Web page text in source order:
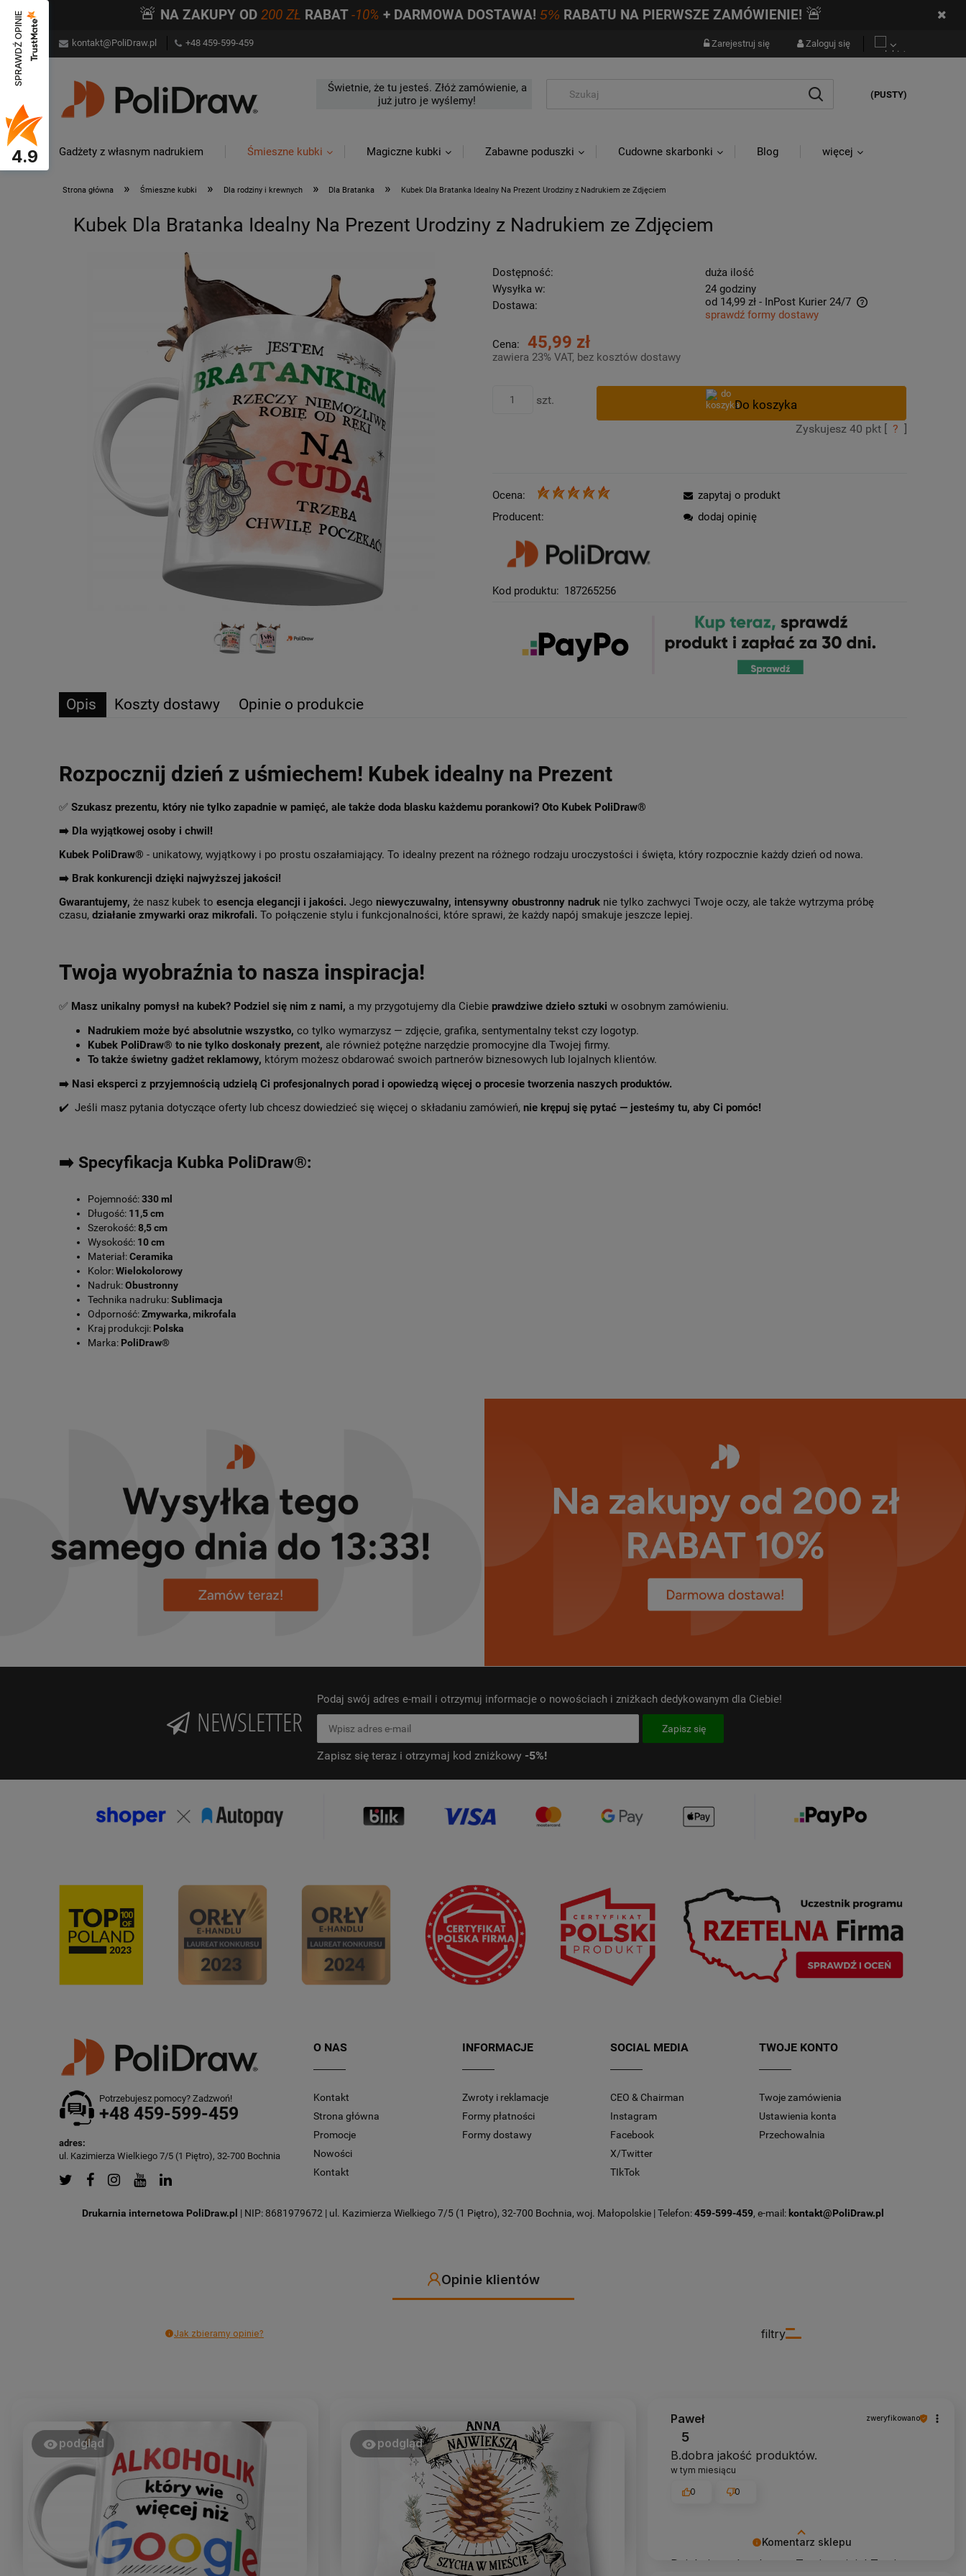
🚨 NA ZAKUPY OD 200 ZŁ RABAT-10% + DARMOWA DOSTAWA! 5% RABATU NA PIERWSZE ZAMÓWIENIE! 🚨
kontakt@PoliDraw.pl +48 459-599-459 Zarejestruj się Zaloguj się
(PUSTY)
Świetnie, że tu jesteś. Złóż zamówienie, a
już jutro je wyślemy!
Gadżety z własnym nadrukiem Śmieszne kubki Magiczne kubki Zabawne poduszki Cudowne skarbonki Blog więcej
Strona główna » Śmieszne kubki » Dla rodziny i krewnych » Dla Bratanka » Kubek Dla Bratanka Idealny Na Prezent Urodziny z Nadrukiem ze Zdjęciem
Kubek Dla Bratanka Idealny Na Prezent Urodziny z Nadrukiem ze Zdjęciem
Dostępność:
duża ilość
Wysyłka w:
24 godziny
Dostawa:
od 14,99 zł - InPost Kurier 24/7
sprawdź formy dostawy
Cena: 45,99 zł
zawiera 23% VAT, bez kosztów dostawy
szt.
Zyskujesz 40 pkt [ ? ]
Ocena:
Producent:
Kod produktu: 187265256
zapytaj o produkt
dodaj opinię
Opis Koszty dostawy Opinie o produkcie
Rozpocznij dzień z uśmiechem! Kubek idealny na Prezent
✅ Szukasz prezentu, który nie tylko zapadnie w pamięć, ale także doda blasku każdemu porankowi? Oto Kubek PoliDraw®
➡️ Dla wyjątkowej osoby i chwil!
Kubek PoliDraw® - unikatowy, wyjątkowy i po prostu oszałamiający. To idealny prezent na różnego rodzaju uroczystości i święta, który rozpocznie każdy dzień od nowa.
➡️ Brak konkurencji dzięki najwyższej jakości!
Gwarantujemy, że nasz kubek to esencja elegancji i jakości. Jego niewyczuwalny, intensywny obustronny nadruk nie tylko zachwyci Twoje oczy, ale także wytrzyma próbę
czasu, działanie zmywarki oraz mikrofali. To połączenie stylu i funkcjonalności, które sprawi, że każdy napój smakuje jeszcze lepiej.
Twoja wyobraźnia to nasza inspiracja!
✅ Masz unikalny pomysł na kubek? Podziel się nim z nami, a my przygotujemy dla Ciebie prawdziwe dzieło sztuki w osobnym zamówieniu.
Nadrukiem może być absolutnie wszystko, co tylko wymarzysz — zdjęcie, grafika, sentymentalny tekst czy logotyp.
Kubek PoliDraw® to nie tylko doskonały prezent, ale również potężne narzędzie promocyjne dla Twojej firmy.
To także świetny gadżet reklamowy, którym możesz obdarować swoich partnerów biznesowych lub lojalnych klientów.
➡️ Nasi eksperci z przyjemnością udzielą Ci profesjonalnych porad i opowiedzą więcej o procesie tworzenia naszych produktów.
✔️ Jeśli masz pytania dotyczące oferty lub chcesz dowiedzieć się więcej o składaniu zamówień, nie krępuj się pytać — jesteśmy tu, aby Ci pomóc!
➡️ Specyfikacja Kubka PoliDraw®:
Pojemność:330 ml
Długość: 11,5 cm
Szerokość:8,5 cm
Wysokość: 10 cm
Materiał:Ceramika
Kolor:Wielokolorowy
Nadruk:Obustronny
Technika nadruku:Sublimacja
Odporność:Zmywarka, mikrofala
Kraj produkcji: Polska
Marka: PoliDraw®
NEWSLETTER
Podaj swój adres e-mail i otrzymuj informacje o nowościach i zniżkach dedykowanym dla Ciebie!
Zapisz się teraz i otrzymaj kod zniżkowy -5%!
Potrzebujesz pomocy? Zadzwoń!
+48 459-599-459
adres:
ul. Kazimierza Wielkiego 7/5 (1 Piętro), 32-700 Bochnia
O NAS
Kontakt
Strona główna
Promocje
Nowości
Kontakt
INFORMACJE
Zwroty i reklamacje
Formy płatności
Formy dostawy
SOCIAL MEDIA
CEO & Chairman
Instagram
Facebook
X/Twitter
TIkTok
TWOJE KONTO
Twoje zamówienia
Ustawienia konta
Przechowalnia
Drukarnia internetowa PoliDraw.pl | NIP: 8681979672 | ul. Kazimierza Wielkiego 7/5 (1 Piętro), 32-700 Bochnia, woj. Małopolskie | Telefon:459-599-459, e-mail: kontakt@PoliDraw.pl
Opinie klientów
filtry
Jak zbieramy opinie?
podgląd podgląd
Komentarz sklepu
Dziękujemy bardzo za Twoją opinię! Twoja
Paweł zweryfikowano
5
B.dobra jakość produktów.
w tym miesiącu
0 0
SPRAWDŹ OPINIE
4.9